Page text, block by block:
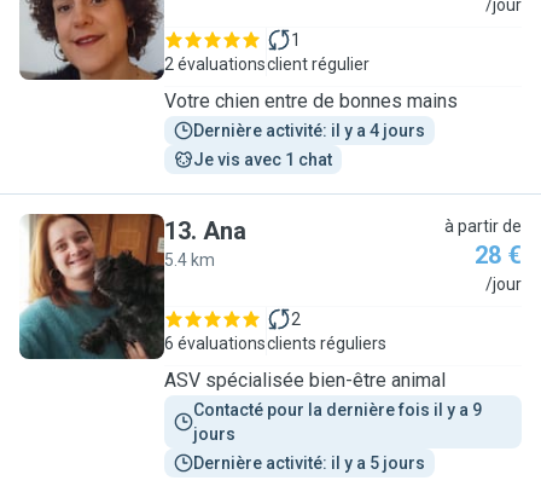
/jour
2 évaluations
1
client régulier
Votre chien entre de bonnes mains
Dernière activité: il y a 4 jours
Je vis avec 1 chat
A
13. Ana
5.4 km
à partir de
28 €
/jour
6 évaluations
2
clients réguliers
ASV spécialisée bien-être animal
Contacté pour la dernière fois il y a 9
jours
Dernière activité: il y a 5 jours